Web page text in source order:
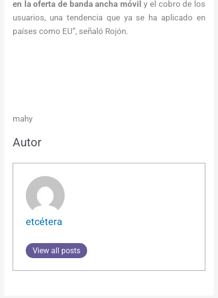
en la oferta de banda ancha móvil y el cobro de los
usuarios, una tendencia que ya se ha aplicado en
países como EU”, señaló Rojón.
mahy
Autor
etcétera
View all posts